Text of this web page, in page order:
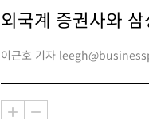
외국계 증권사와
이근호 기자